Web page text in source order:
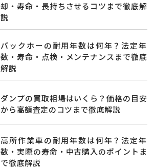
却・寿命・長持ちさせるコツまで徹底解
説
バックホーの耐用年数は何年？法定年
数・寿命・点検・メンテナンスまで徹底
解説
ダンプの買取相場はいくら？価格の目安
から高額査定のコツまで徹底解説
高所作業車の耐用年数は何年？法定年
数・実際の寿命・中古購入のポイントま
で徹底解説